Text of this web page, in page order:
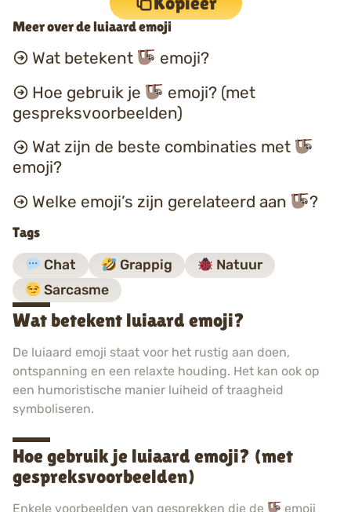
Meer over de luiaard emoji
Wat betekent
emoji?
Hoe gebruik je
emoji? (met
gespreksvoorbeelden)
Wat zijn de beste combinaties met
emoji?
Welke emoji’s zijn gerelateerd aan
?
Tags
Chat Grappig
Natuur
Sarcasme
Wat betekent luiaard emoji?
De luiaard emoji staat voor het rustig aan doen,
ontspanning en een relaxte houding. Het kan ook op
een humoristische manier luiheid of traagheid
symboliseren.
Hoe gebruik je luiaard emoji? (met
gespreksvoorbeelden)
Enkele voorbeelden van gesprekken die de
emoji